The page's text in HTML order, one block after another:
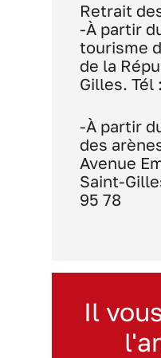
Retrait
-À partir
tourisme
de la
Gilles. Tél
-À partir
des
Avenue
Saint-
95 78
Il